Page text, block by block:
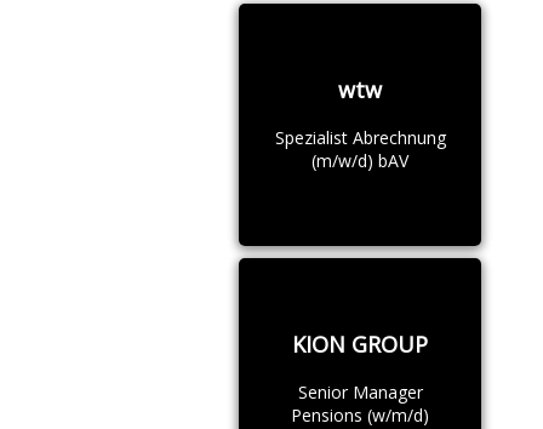
wtw
Spezialist Abrechnung
(m/w/d) bAV
KION GROUP
Senior Manager
Pensions (w/m/d)